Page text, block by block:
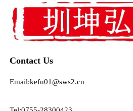
Contact Us
Email:kefu01@sws2.cn